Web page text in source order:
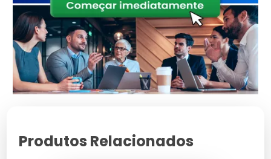
Ajuda a manter a integridade das superfícies, evitando
danos causados por sujeira acumulada.
Facilidade de aplicação
O produto é fácil de aplicar e não requer
equipamentos especiais.
Produtos Relacionados